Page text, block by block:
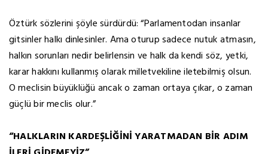
Öztürk sözlerini şöyle sürdürdü: “Parlamentodan insanlar
gitsinler halkı dinlesinler. Ama oturup sadece nutuk atmasın,
halkın sorunları nedir belirlensin ve halk da kendi söz, yetki,
karar hakkını kullanmış olarak milletvekiline iletebilmiş olsun.
O meclisin büyüklüğü ancak o zaman ortaya çıkar, o zaman
güçlü bir meclis olur.”
“HALKLARIN KARDEŞLİĞİNİ YARATMADAN BİR ADIM